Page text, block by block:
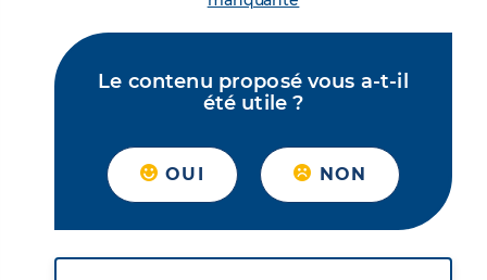
Le contenu proposé vous a-t-il
été utile ?
OUI NON